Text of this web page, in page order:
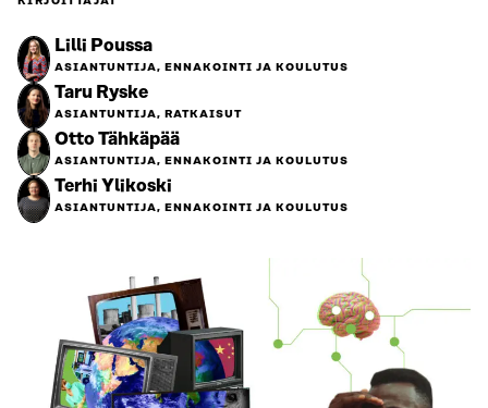
Lilli Poussa
ASIANTUNTIJA, ENNAKOINTI JA KOULUTUS
Taru Ryske
ASIANTUNTIJA, RATKAISUT
Otto Tähkäpää
ASIANTUNTIJA, ENNAKOINTI JA KOULUTUS
Terhi Ylikoski
ASIANTUNTIJA, ENNAKOINTI JA KOULUTUS